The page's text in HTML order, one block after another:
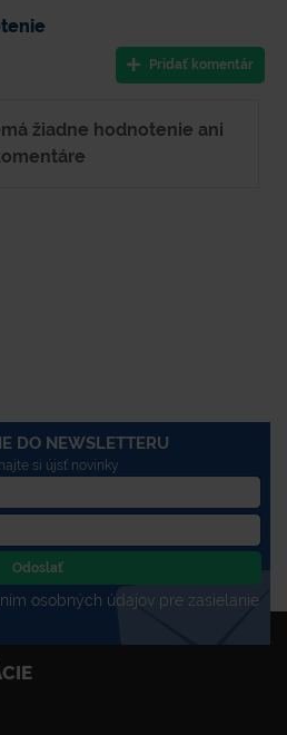
Pridať komentár
žiadne hodnotenie ani
DO NEWSLETTERU
si újsť novinky
Odoslať
osobných údajov pre zasielanie